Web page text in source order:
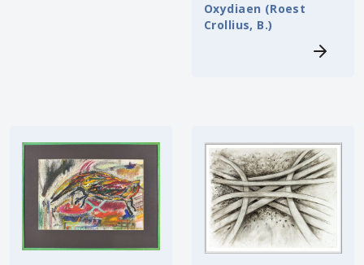
Oxydiaen (Roest
Crollius, B.)